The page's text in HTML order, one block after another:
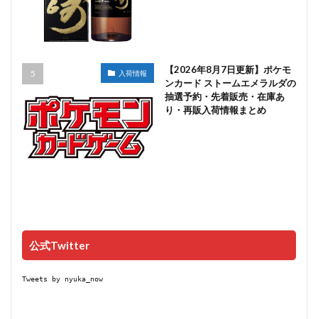
入荷情報
【2026年8月7日更新】ポケモ
ンカード ストームエメラルダの
抽選予約・先着販売・在庫あ
り・再販入荷情報まとめ
公式Twitter
Tweets by nyuka_now